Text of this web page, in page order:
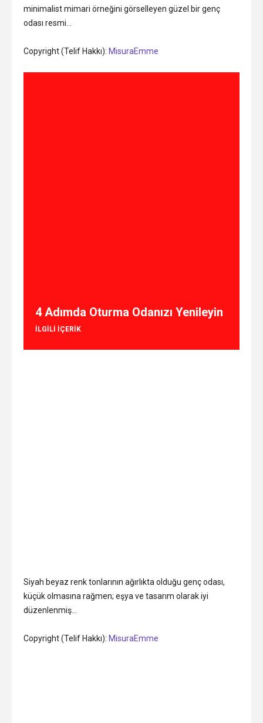
minimalist mimari örneğini görselleyen güzel bir genç
odası resmi…
Copyright (Telif Hakkı): MisuraEmme
ILGILI IÇERIK
4 Adımda Oturma Odanızı Yenileyin
Siyah beyaz renk tonlarının ağırlıkta olduğu genç odası,
küçük olmasına rağmen; eşya ve tasarım olarak iyi
düzenlenmiş…
Copyright (Telif Hakkı): MisuraEmme